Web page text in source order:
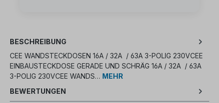
BESCHREIBUNG
CEE WANDSTECKDOSEN 16A / 32A / 63A 3-POLIG 230VCEE
EINBAUSTECKDOSE GERADE UND SCHRÄG 16A / 32A / 63A
3-POLIG 230VCEE WANDS… MEHR
BEWERTUNGEN